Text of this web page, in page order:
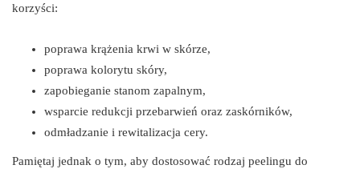
korzyści:
poprawa krążenia krwi w skórze,
poprawa kolorytu skóry,
zapobieganie stanom zapalnym,
wsparcie redukcji przebarwień oraz zaskórników,
odmładzanie i rewitalizacja cery.
Pamiętaj jednak o tym, aby dostosować rodzaj peelingu do